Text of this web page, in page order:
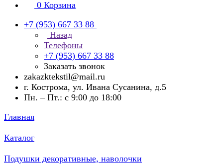
0 Корзина
+7 (953) 667 33 88
Назад
Телефоны
+7 (953) 667 33 88
Заказать звонок
zakazktekstil@mail.ru
г. Кострома, ул. Ивана Сусанина, д.5
Пн. – Пт.: с 9:00 до 18:00
Главная
Каталог
Подушки декоративные, наволочки